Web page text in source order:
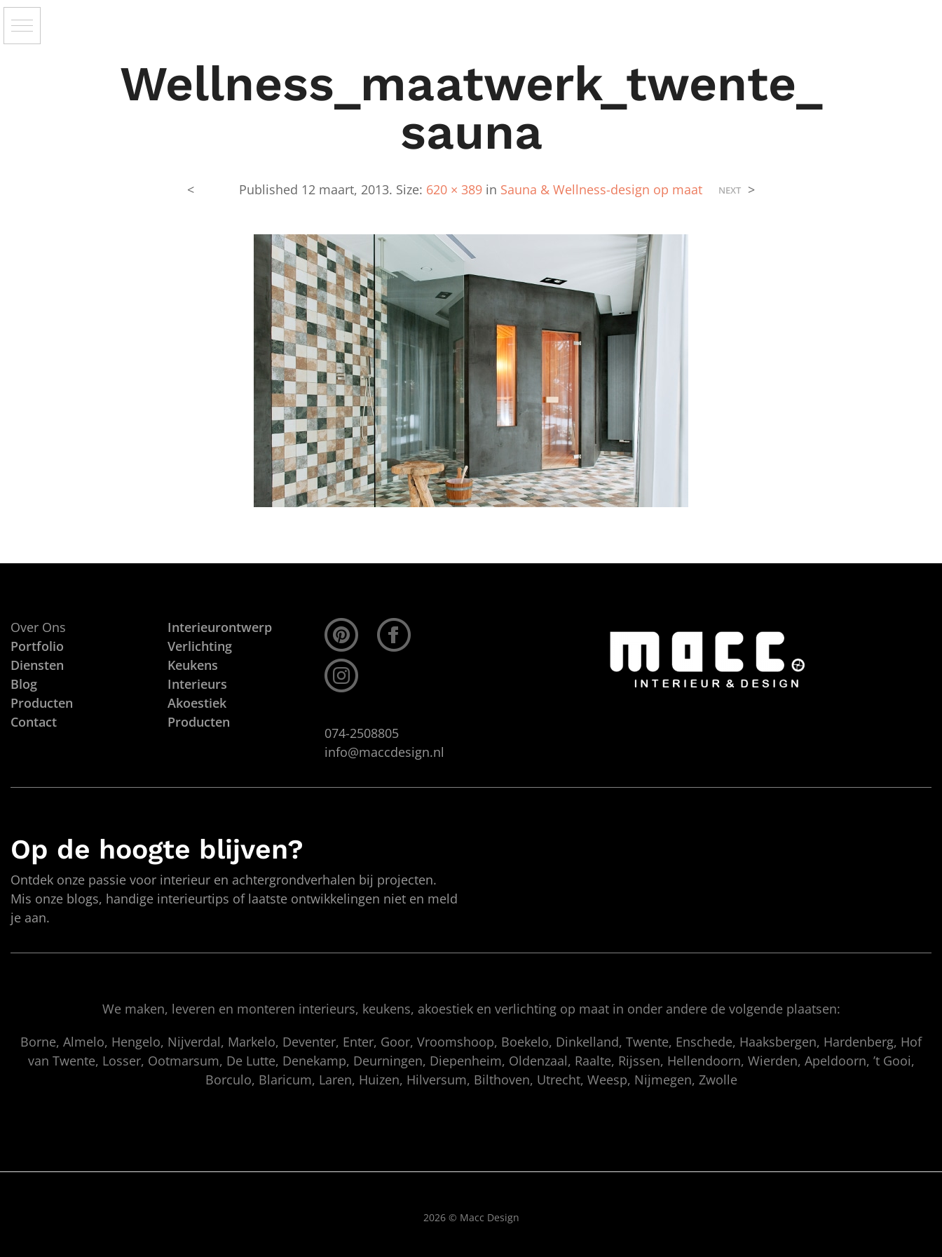
Wellness_maatwerk_twente_
Sauna
Published 12 maart, 2013. Size: 620 × 389 in Sauna & Wellness-design op maat
< NEXT >
Over Ons
Portfolio
Diensten
Blog
Producten
Contact
Interieurontwerp
Verlichting
Keukens
Interieurs
Akoestiek
Producten
074-2508805
info@maccdesign.nl
Op de hoogte blijven?
Ontdek onze passie voor interieur en achtergrondverhalen bij projecten.
Mis onze blogs, handige interieurtips of laatste ontwikkelingen niet en meld
je aan.
We maken, leveren en monteren interieurs, keukens, akoestiek en verlichting op maat in onder andere de volgende plaatsen:
Borne, Almelo, Hengelo, Nijverdal, Markelo, Deventer, Enter, Goor, Vroomshoop, Boekelo, Dinkelland, Twente, Enschede, Haaksbergen, Hardenberg, Hof
van Twente, Losser, Ootmarsum, De Lutte, Denekamp, Deurningen, Diepenheim, Oldenzaal, Raalte, Rijssen, Hellendoorn, Wierden, Apeldoorn, ’t Gooi,
Borculo, Blaricum, Laren, Huizen, Hilversum, Bilthoven, Utrecht, Weesp, Nijmegen, Zwolle
2026 © Macc Design